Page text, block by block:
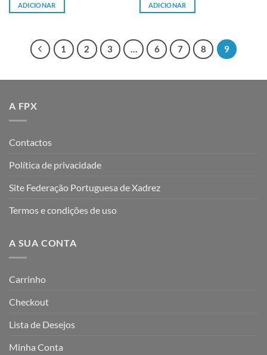
ADICIONAR ADICIONAR
1 2 3 … 6 7 8 9
A FPX
Contactos
Política de privacidade
Site Federação Portuguesa de Xadrez
Termos e condições de uso
A SUA CONTA
Carrinho
Checkout
Lista de Desejos
Minha Conta